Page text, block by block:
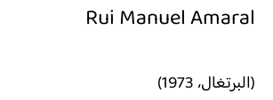
Rui Manuel Amaral
(البرتغال، 1973)